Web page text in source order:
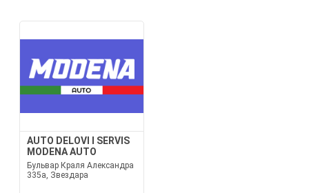
AUTO DELOVI I SERVIS
MODENA AUTO
Бульвар Краля Александра
335а, Звездара